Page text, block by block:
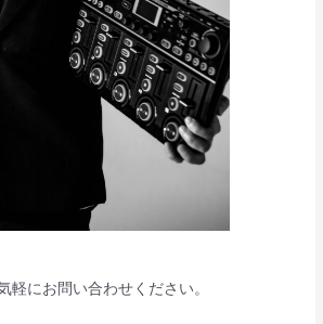
軽にお問い合わせください。